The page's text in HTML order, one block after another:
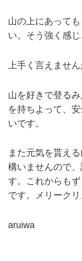
山の上にあって
い。そう強く感
上手く言えません
山を好きで登る
を持ちよって、
いです。
また元気を貰え
構いませんので
す。これからも
です。メリークリ
aruiwa